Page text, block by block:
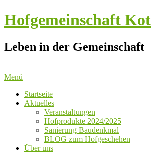
Hofgemeinschaft
Leben in der Gemeinschaft
Menü
Startseite
Aktuelles
Veranstaltungen
Hofprodukte 2024/2025
Sanierung Baudenkmal
BLOG zum Hofgeschehen
Über uns